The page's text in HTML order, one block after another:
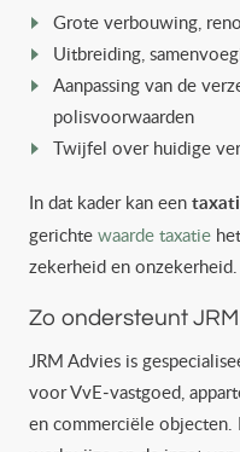
Grote verbouwing,
Uitbreiding,
Aanpassing van de
polisvoorwaarden
Twijfel over huidige
In dat kader kan een
gerichte waarde taxatie
zekerheid en onzekerheid.
Zo ondersteunt
JRM Advies is
voor VvE‑vastgoed,
en commerciële